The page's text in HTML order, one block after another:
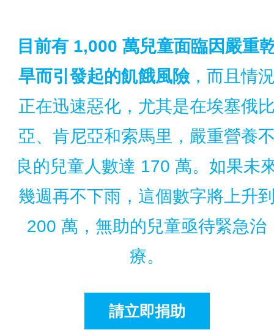
目前有 1,000 萬兒童面臨因嚴重
旱而引發起的飢餓風險，而且情
正在迅速惡化，尤其是在埃塞俄
亞、肯尼亞和索馬里，嚴重營養
良的兒童人數達 170 萬。如果未
幾週再不下雨，這個數字將上升
200 萬，無助的兒童亟待緊急治
療。
請立即捐助